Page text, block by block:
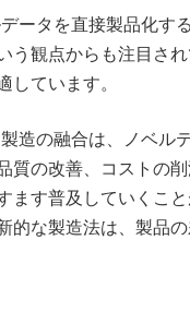
ータを直接製品化す
う観点からも注目さ
しています。
造の融合は、ノベル
質の改善、コストの
ます普及していくこ
的な製造法は、製品